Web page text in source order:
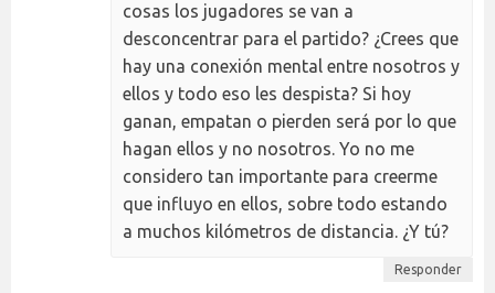
cosas los jugadores se van a
desconcentrar para el partido? ¿Crees que
hay una conexión mental entre nosotros y
ellos y todo eso les despista? Si hoy
ganan, empatan o pierden será por lo que
hagan ellos y no nosotros. Yo no me
considero tan importante para creerme
que influyo en ellos, sobre todo estando
a muchos kilómetros de distancia. ¿Y tú?
Responder